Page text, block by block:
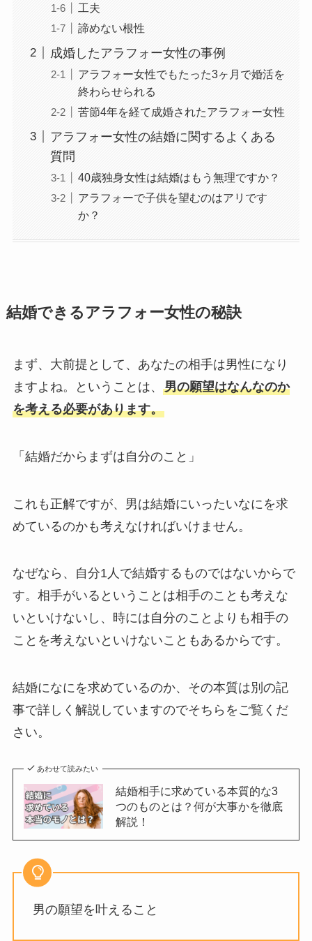
工夫
諦めない根性
成婚したアラフォー女性の事例
アラフォー女性でもたった3ヶ月で婚活を
終わらせられる
苦節4年を経て成婚されたアラフォー女性
アラフォー女性の結婚に関するよくある
質問
40歳独身女性は結婚はもう無理ですか？
アラフォーで子供を望むのはアリです
か？
結婚できるアラフォー女性の秘訣
まず、大前提として、あなたの相手は男性になり
ますよね。ということは、 男の願望はなんなのか
を考える必要があります。
「結婚だからまずは自分のこと」
これも正解ですが、男は結婚にいったいなにを求
めているのかも考えなければいけません。
なぜなら、自分1人で結婚するものではないからで
す。相手がいるということは相手のことも考えな
いといけないし、時には自分のことよりも相手の
ことを考えないといけないこともあるからです。
結婚になにを求めているのか、その本質は別の記
事で詳しく解説していますのでそちらをご覧くだ
さい。
あわせて読みたい
結婚相手に求めている本質的な3
つのものとは？何が大事かを徹底
解説！
男の願望を叶えること